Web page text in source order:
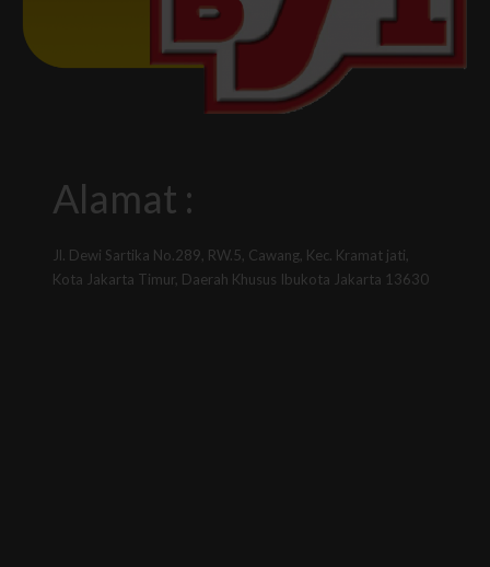
Alamat :
Jl. Dewi Sartika No.289, RW.5, Cawang, Kec. Kramat jati,
Kota Jakarta Timur, Daerah Khusus Ibukota Jakarta 13630